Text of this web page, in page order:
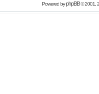
Powered byphpBB© 2001,